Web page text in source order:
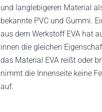
und langlebigeren Material
bekannte PVC und Gummi.
aus dem Werkstoff EVA hat
innen die gleichen
das Material EVA reißt oder
nimmt die Innenseite keine
auf.